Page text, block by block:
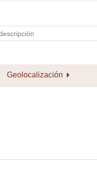
Geolocalización